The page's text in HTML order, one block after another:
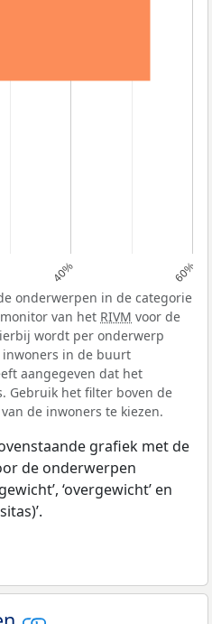
40% 60%
onderwerpen in de categorie
van het RIVM voor de
wordt per onderwerp
in de buurt
aangegeven dat het
Gebruik het filter boven de
de inwoners te kiezen.
grafiek met de
de onderwerpen
‘overgewicht’ en